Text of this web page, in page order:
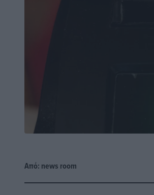
Από: news room